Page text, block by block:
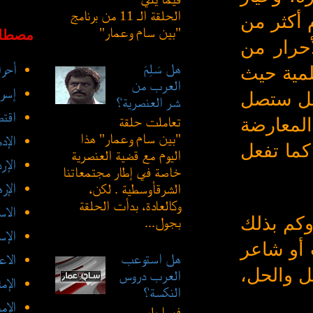
أكثر من
من
حيث
هل ستصل
تفعل
بذلك
أو شاعر
والحل،
الحلقة الـ 11 من برنامج
"بين سام وعمار"
هل سَلِمَ
العرب من
شر العنصرية؟
تعاملت حلقة
"بين سام وعمار" هذا
اليوم مع قضية العنصرية
خاصة في إطار مجتمعاتنا
الشرقأوسطية . لكن،
وكالعادة، بدأت الحلقة
بجول...
هل استوعب
العرب دروس
النكسة؟